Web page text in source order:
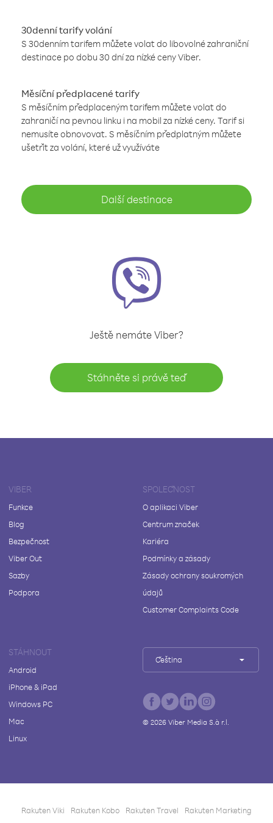
30denní tarify volání
S 30denním tarifem můžete volat do libovolné zahraniční
destinace po dobu 30 dní za nízké ceny Viber.
Měsíční předplacené tarify
S měsíčním předplaceným tarifem můžete volat do
zahraničí na pevnou linku i na mobil za nízké ceny. Tarif si
nemusíte obnovovat. S měsíčním předplatným můžete
ušetřit za volání, které už využíváte
Další destinace
Ještě nemáte Viber?
Stáhněte si právě teď
VIBER
Funkce
Blog
Bezpečnost
Viber Out
Sazby
Podpora
SPOLEČNOST
O aplikaci Viber
Centrum značek
Kariéra
Podmínky a zásady
Zásady ochrany soukromých
údajů
Customer Complaints Code
STÁHNOUT
Android
iPhone & iPad
Windows PC
Mac
Linux
Čeština
© 2026Viber Media S.à r.l.
Rakuten Viki Rakuten Kobo Rakuten Travel Rakuten Marketing